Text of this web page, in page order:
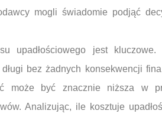
mogli świadomie podjąć
upadłościowego jest
bez żadnych konsekwencji
może być znacznie niższa w
Analizując, ile kosztuje